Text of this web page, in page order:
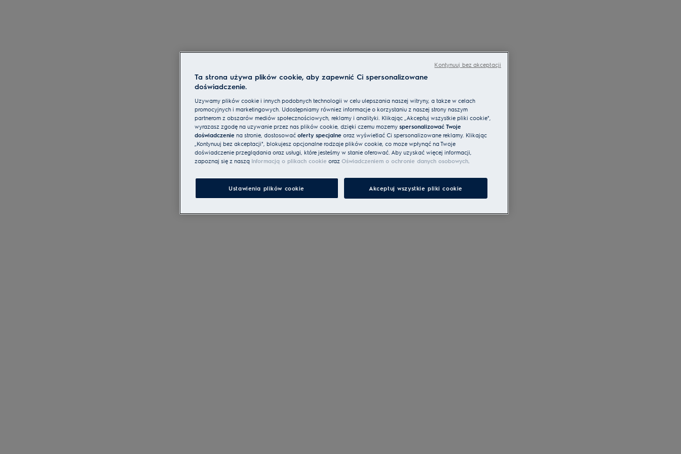
Ta strona używa plików cookie, aby zapewnić Ci spersonalizowane
doświadczenie.
Używamy plików cookie i innych podobnych technologii w celu ulepszania naszej witryny, a także w celach
promocyjnych i marketingowych. Udostępniamy również informacje o korzystaniu z naszej strony naszym
partnerom z obszarów mediów społecznościowych, reklamy i analityki. Klikając „Akceptuj wszystkie pliki cookie",
wyrażasz zgodę na używanie przez nas plików cookie, dzięki czemu możemy spersonalizować Twoje
doświadczenie na stronie, dostosować oferty specjalne oraz wyświetlać Ci spersonalizowane reklamy. Klikając
„Kontynuuj bez akceptacji", blokujesz opcjonalne rodzaje plików cookie, co może wpłynąć na Twoje
doświadczenie przeglądania oraz usługi, które jesteśmy w stanie oferować. Aby uzyskać więcej informacji,
zapoznaj się z naszą Informacją o plikach cookie oraz Oświadczeniem o ochronie danych osobowych.
Ustawienia plików cookie Akceptuj wszystkie pliki cookie
Kontynuuj bez akceptacji